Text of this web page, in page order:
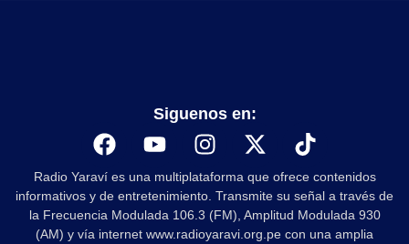
Radio Yaraví es una multiplataforma que ofrece contenidos
informativos y de entretenimiento. Transmite su señal a través de
la Frecuencia Modulada 106.3 (FM), Amplitud Modulada 930
(AM) y vía internet www.radioyaravi.org.pe con una amplia
Siguenos en: